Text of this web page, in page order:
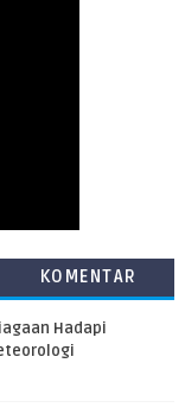
KOMENTAR
Hadapi